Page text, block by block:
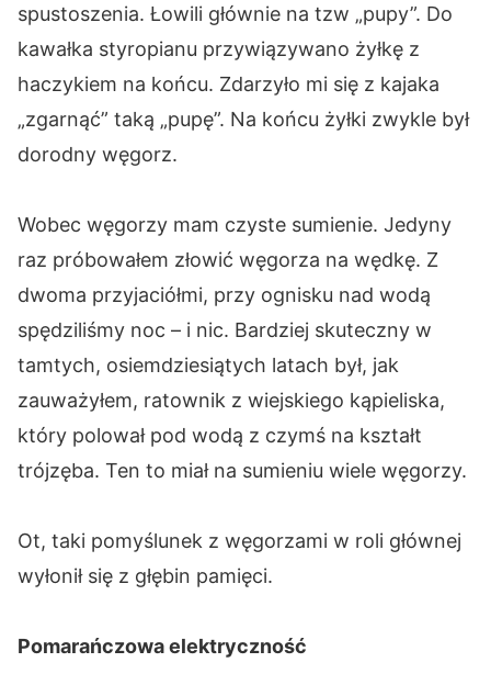
spustoszenia. Łowili głównie na tzw „pupy”. Do
kawałka styropianu przywiązywano żyłkę z
haczykiem na końcu. Zdarzyło mi się z kajaka
„zgarnąć” taką „pupę”. Na końcu żyłki zwykle był
dorodny węgorz.
Wobec węgorzy mam czyste sumienie. Jedyny
raz próbowałem złowić węgorza na wędkę. Z
dwoma przyjaciółmi, przy ognisku nad wodą
spędziliśmy noc – i nic. Bardziej skuteczny w
tamtych, osiemdziesiątych latach był, jak
zauważyłem, ratownik z wiejskiego kąpieliska,
który polował pod wodą z czymś na kształt
trójzęba. Ten to miał na sumieniu wiele węgorzy.
Ot, taki pomyślunek z węgorzami w roli głównej
wyłonił się z głębin pamięci.
Pomarańczowa elektryczność